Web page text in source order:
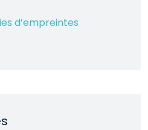
d’empreintes